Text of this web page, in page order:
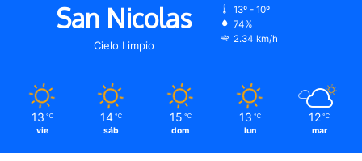
San Nicolas
Cielo Limpio
13º - 10º
74%
2.34 km/h
13 ℃
vie
14 ℃
sáb
15 ℃
dom
13 ℃
lun
12 ℃
mar